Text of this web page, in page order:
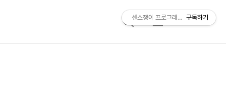
검
메
센스쟁이 프로그래머, 비트센스
구독하기